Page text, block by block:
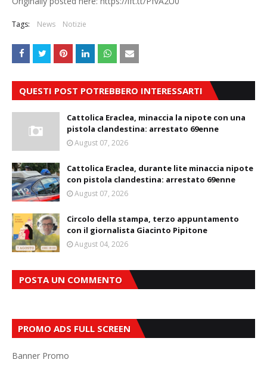
Tags: News Notizie
QUESTI POST POTREBBERO INTERESSARTI
Cattolica Eraclea, minaccia la nipote con una
pistola clandestina: arrestato 69enne
August 07, 2026
Cattolica Eraclea, durante lite minaccia nipote
con pistola clandestina: arrestato 69enne
August 07, 2026
Circolo della stampa, terzo appuntamento
con il giornalista Giacinto Pipitone
August 04, 2026
POSTA UN COMMENTO
PROMO ADS FULL SCREEN
Banner Promo